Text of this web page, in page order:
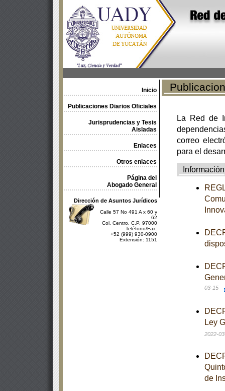
Inicio
Publicaciones Diarios Oficiales
Jurisprudencias y Tesis
Aisladas
Enlaces
Otros enlaces
Página del
Abogado General
Dirección de Asuntos Jurídicos
Calle 57 No 491 A x 60 y
62
Col. Centro, C.P. 97000
Teléfono/Fax:
+52 (999) 930-0900
Extensión: 1151
La Red de
correo
para el
Información
03-15
Ley
2022-
de